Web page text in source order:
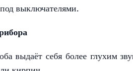
выключателями.
выдаёт себя более глухим